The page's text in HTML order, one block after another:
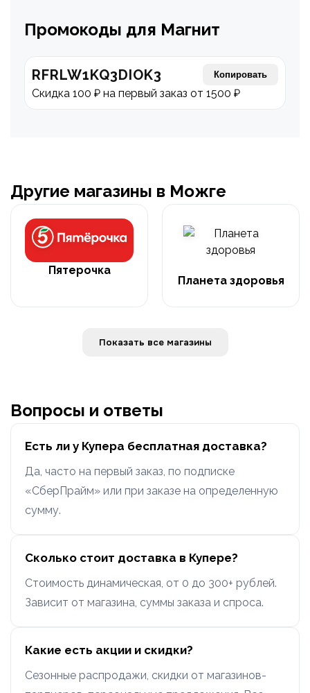
Промокоды для Магнит
RFRLW1KQ3DIOK3 Копировать
Скидка 100 ₽ на первый заказ от 1500 ₽
Другие магазины в Можге
Пятерочка
Планета здоровья
Показать все магазины
Вопросы и ответы
Есть ли у Купера бесплатная доставка?
Да, часто на первый заказ, по подписке
«СберПрайм» или при заказе на определенную
сумму.
Сколько стоит доставка в Купере?
Стоимость динамическая, от 0 до 300+ рублей.
Зависит от магазина, суммы заказа и спроса.
Какие есть акции и скидки?
Сезонные распродажи, скидки от магазинов-